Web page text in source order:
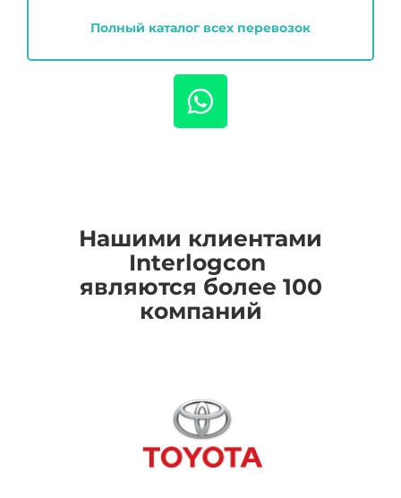
Полный каталог всех перевозок
Нашими клиентами
Interlogcon
являются более 100
компаний